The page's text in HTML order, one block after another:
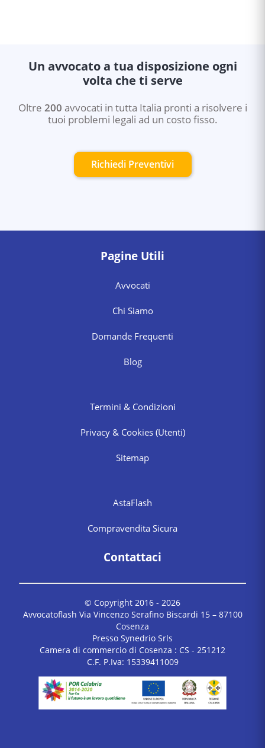
Un avvocato a tua disposizione ogni
volta che ti serve
Oltre 200 avvocati in tutta Italia pronti a risolvere i
tuoi problemi legali ad un costo fisso.
Richiedi Preventivi
Pagine Utili
Avvocati
Chi Siamo
Domande Frequenti
Blog
Termini & Condizioni
Privacy & Cookies (Utenti)
Sitemap
AstaFlash
Compravendita Sicura
Contattaci
© Copyright 2016 - 2026
Avvocatoflash Via Vincenzo Serafino Biscardi 15 – 87100
Cosenza
Presso Synedrio Srls
Camera di commercio di Cosenza : CS - 251212
C.F. P.Iva: 15339411009